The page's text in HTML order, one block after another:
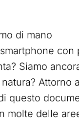
di mano
Siamo
Attorno
questo
molte delle